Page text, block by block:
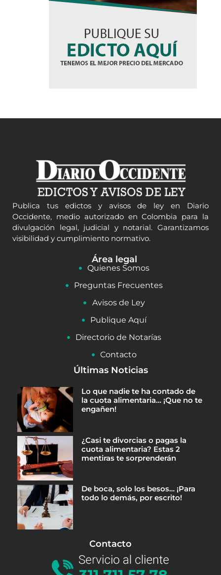
Publica tus edictos y avisos de ley en Diario
Occidente, medio autorizado en Colombia para la
divulgación legal, judicial y notarial. Garantizamos
visibilidad y cumplimiento normativo.
Área legal
Quienes Somos
Preguntas Frecuentes
Avisos de Ley
Publique Aquí
Directorio de Notarías
Contacto
Últimas Noticias
Lo que nadie te ha contado de
la cuota alimentaria… ¡Que no te
engañen!
¿Casi te divorcias o pagas la
cuota alimentaria? Estas 2
mentiras te sorprenderán
De boca, solo los besos… ¡Para
todo lo demás, por escrito!
Contacto